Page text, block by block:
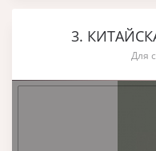
3.
Для